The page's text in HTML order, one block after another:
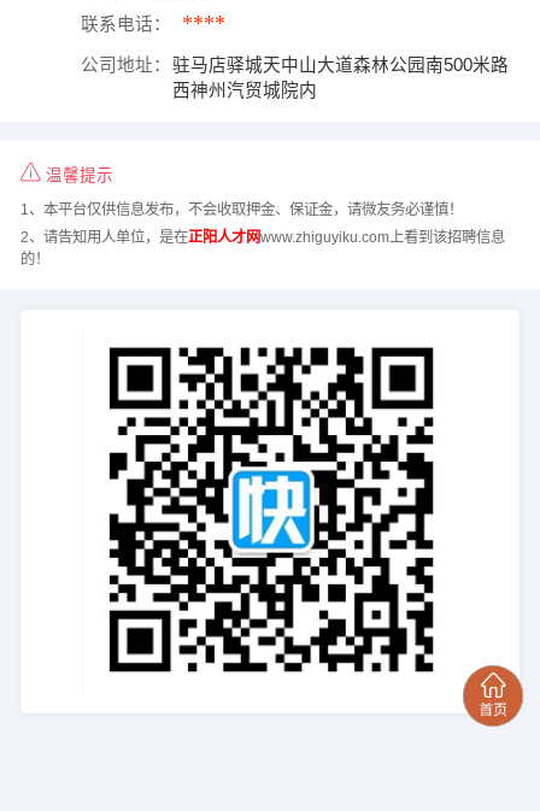
联系电话： ****
公司地址：
驻马店驿城天中山大道森林公园南500米路
西神州汽贸城院内
温馨提示
1、本平台仅供信息发布，不会收取押金、保证金，请微友务必谨慎！
2、请告知用人单位，是在正阳人才网www.zhiguyiku.com上看到该招聘信息
的！